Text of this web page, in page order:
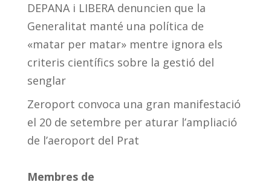
DEPANA i LIBERA denuncien que la
Generalitat manté una política de
«matar per matar» mentre ignora els
criteris científics sobre la gestió del
senglar
Zeroport convoca una gran manifestació
el 20 de setembre per aturar l’ampliació
de l’aeroport del Prat
Membres de